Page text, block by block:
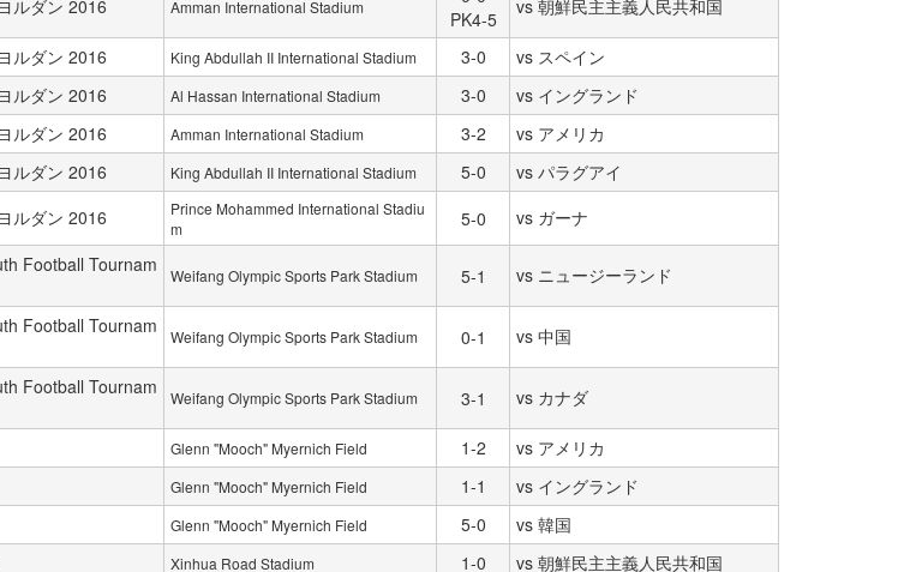
ルダン 2016 Amman International Stadium
PK4-5
vs 朝鮮民主主義人民共和国
ルダン 2016 King Abdullah II International Stadium 3-0
vs スペイン
ルダン 2016 Al Hassan International Stadium 3-0
vs イングランド
ルダン 2016 Amman International Stadium 3-2
vs アメリカ
ルダン 2016 King Abdullah II International Stadium 5-0
vs パラグアイ
ルダン 2016
Prince Mohammed International Stadiu
m
5-0 vs ガーナ
Football Tournam
Weifang Olympic Sports Park Stadium 5-1 vs ニュージーランド
Football Tournam
Weifang Olympic Sports Park Stadium 0-1 vs 中国
Football Tournam
Weifang Olympic Sports Park Stadium 3-1 vs カナダ
Glenn "Mooch" Myernich Field 1-2
vs アメリカ
Glenn "Mooch" Myernich Field 1-1
vs イングランド
Glenn "Mooch" Myernich Field 5-0
vs 韓国
Xinhua Road Stadium 1-0
vs 朝鮮民主主義人民共和国